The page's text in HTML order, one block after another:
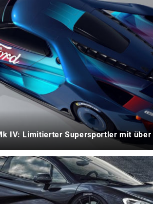
IV: Limitierter Supersportler mit über